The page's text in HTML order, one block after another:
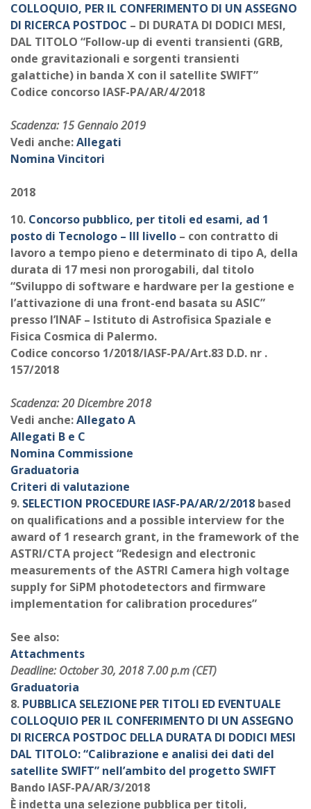
COLLOQUIO, PER IL CONFERIMENTO DI UN ASSEGNO
DI RICERCA POSTDOC – DI DURATA DI DODICI MESI,
DAL TITOLO “Follow-up di eventi transienti (GRB,
onde gravitazionali e sorgenti transienti
galattiche) in banda X con il satellite SWIFT”
Codice concorso IASF-PA/AR/4/2018
Scadenza: 15 Gennaio 2019
Vedi anche:Allegati
Nomina Vincitori
2018
10. Concorso pubblico, per titoli ed esami, ad 1
posto di Tecnologo – III livello – con contratto di
lavoro a tempo pieno e determinato di tipo A, della
durata di 17 mesi non prorogabili, dal titolo
“Sviluppo di software e hardware per la gestione e
l’attivazione di una front-end basata su ASIC”
presso l’INAF – Istituto di Astrofisica Spaziale e
Fisica Cosmica di Palermo.
Codice concorso 1/2018/IASF-PA/Art.83 D.D. nr .
157/2018
Scadenza: 20 Dicembre 2018
Vedi anche:Allegato A
Allegati B e C
Nomina Commissione
Graduatoria
Criteri di valutazione
9. SELECTION PROCEDURE IASF-PA/AR/2/2018 based
on qualifications and a possible interview for the
award of 1 research grant, in the framework of the
ASTRI/CTA project “Redesign and electronic
measurements of the ASTRI Camera high voltage
supply for SiPM photodetectors and firmware
implementation for calibration procedures”
See also:
Attachments
Deadline: October 30, 2018 7.00 p.m (CET)
Graduatoria
8. PUBBLICA SELEZIONE PER TITOLI ED EVENTUALE
COLLOQUIO PER IL CONFERIMENTO DI UN ASSEGNO
DI RICERCA POSTDOC DELLA DURATA DI DODICI MESI
DAL TITOLO: “Calibrazione e analisi dei dati del
satellite SWIFT” nell’ambito del progetto SWIFT
Bando IASF-PA/AR/3/2018
È indetta una selezione pubblica per titoli,